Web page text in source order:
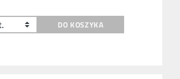
DO KOSZYKA